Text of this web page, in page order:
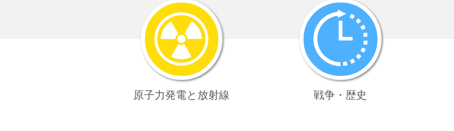
その内、次第に中国共産党が力をつけてくると
各地のゲリラ組織や国民政府軍の
敗残兵を集め組織化し軍隊として再編成してきました。
新四軍、第一路軍、第二路軍、第三路軍、・・・・第八路軍などです。
日本では八路軍が有名です。
正式には国民革命軍第八路軍といい、
原子力発電と放射線 戦争・歴史